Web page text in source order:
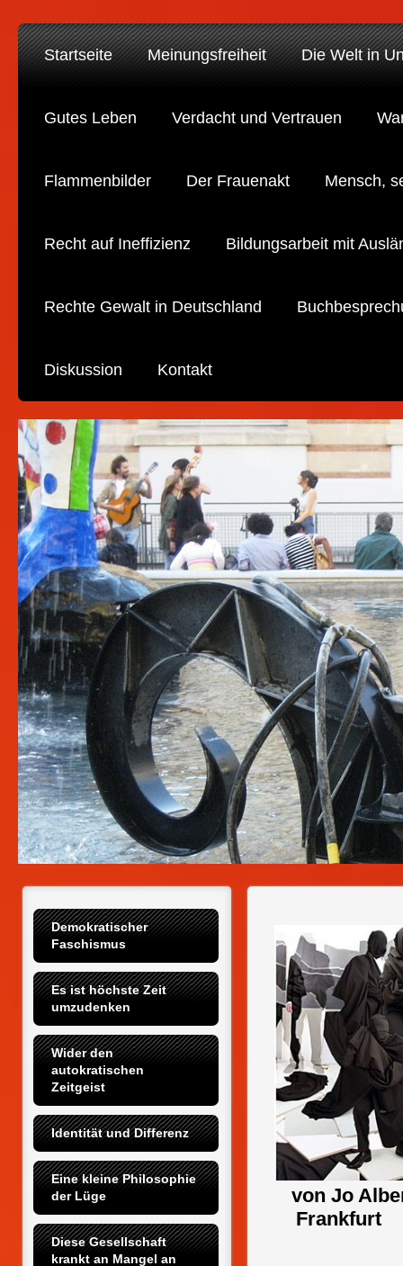
Startseite Meinungsfreiheit Die Welt in
Gutes Leben Verdacht und Vertrauen
Flammenbilder Der Frauenakt Mensch,
Recht auf Ineffizienz Bildungsarbeit mit
Rechte Gewalt in Deutschland
Diskussion Kontakt
Demokratischer
Faschismus
Es ist höchste Zeit
umzudenken
Wider den
autokratischen
Zeitgeist
Identität und Differenz
Eine kleine Philosophie
der Lüge
Diese Gesellschaft
krankt an Mangel an
von Jo
Frankfurt